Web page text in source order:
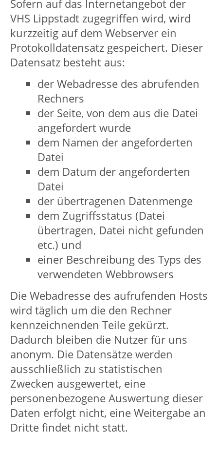
werden. Die Einverständniserklärung
kann jederzeit schriftlich widerrufen
werden an VHS Lippstadt, Barthstraße
2, 59557 Lippstadt oder
vhs@lippstadt.de.
Allgemein
Wir unterhalten Onlinepräsenzen
innerhalb sozialer Netzwerke und
Plattformen, um mit den dort aktiven
Interessenten und Nutzern zu
kommunizieren und sie dort über
unsere Leistungen informieren zu
können. Hier eine Übersicht über alle
sozialen Netzwerke, in denen die VHS
vertreten ist bzw. in Zukunft vertreten
sein wird: Facebook, Instagram
Sobald Sie unsere Onlinepräsenzen in
den sozialen Medien besuchen und
nutzen, werden dabei Daten der
Nutzer außerhalb des Raumes der
Europäischen Union verarbeitet.
Hierdurch können sich für die Nutzer
Risiken ergeben, weil so z.B. die
erschwert werden könnte. Die VHS hat
auf diese Erhebung von Daten keinen
Einfluss. Die VHS behandelt Ihre Daten
mit höchster Sorgfalt, allerdings
übernimmt sie keine Haftung für das
Verhalten der Betreiber, sowie
möglichen Dritten.
Ferner werden die Daten der Nutzer im
Regelfall für Marktforschungs- und
Werbezwecke verarbeitet. So können
z.B. aus dem Nutzungsverhalten und
sich daraus ergebenden Interessen der
Nutzer Nutzungsprofile erstellt
werden. Die Nutzungsprofile können